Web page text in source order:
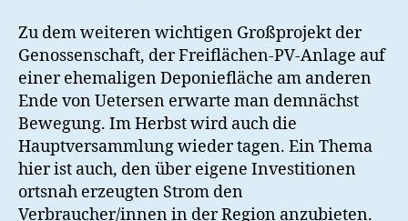
Zu dem weiteren wichtigen Großprojekt der
Genossenschaft, der Freiflächen-PV-Anlage auf
einer ehemaligen Deponiefläche am anderen
Ende von Uetersen erwarte man demnächst
Bewegung. Im Herbst wird auch die
Hauptversammlung wieder tagen. Ein Thema
hier ist auch, den über eigene Investitionen
ortsnah erzeugten Strom den
Verbraucher/innen in der Region anzubieten.